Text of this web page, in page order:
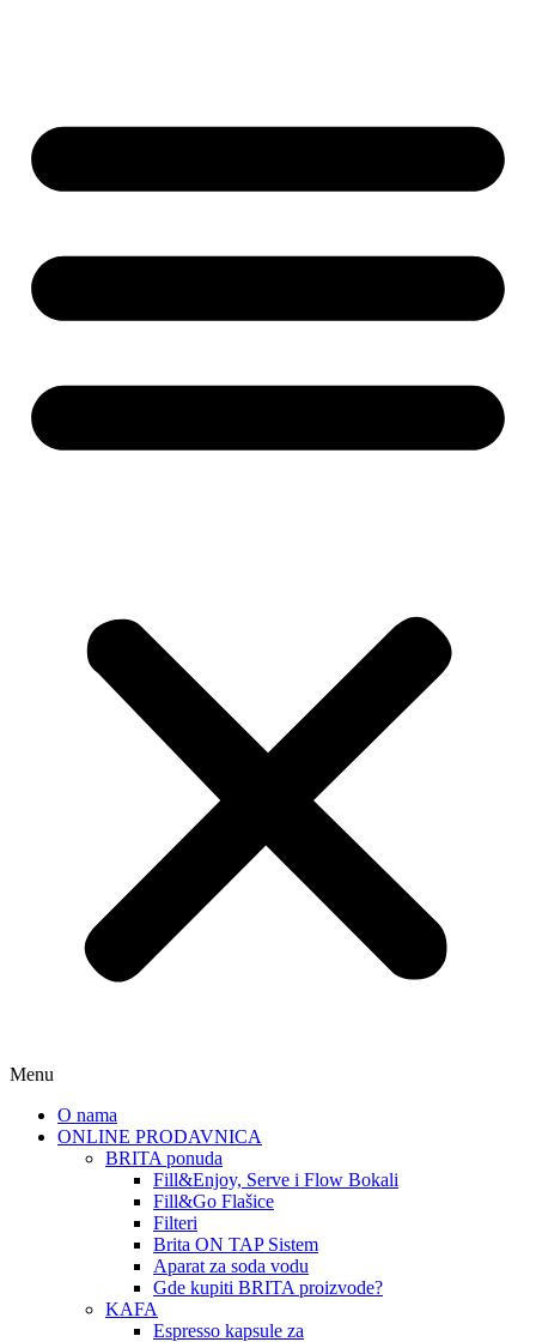
Menu
O nama
ONLINE PRODAVNICA
BRITA ponuda
Fill&Enjoy, Serve i Flow Bokali
Fill&Go Flašice
Filteri
Brita ON TAP Sistem
Aparat za soda vodu
Gde kupiti BRITA proizvode?
KAFA
Espresso kapsule za